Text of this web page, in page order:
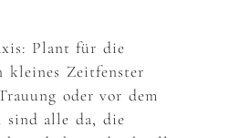
Plant für die
kleines Zeitfenster
oder vor dem
sind alle da, die